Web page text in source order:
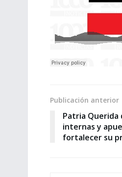
Publicación anterior
Patria Querida
internas y
fortalecer su